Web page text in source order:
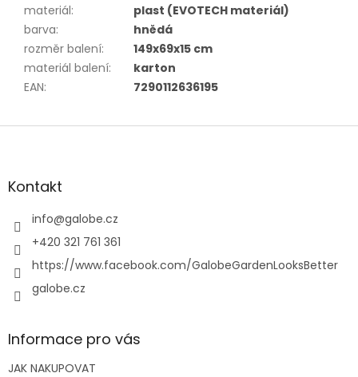
materiál:
plast (EVOTECH materiál)
barva:
hnědá
rozměr balení:
149x69x15 cm
materiál balení:
karton
EAN: 7290112636195
Z
aKontakt
info@galobe.cz
+420 321 761 361
https://www.facebook.com/GalobeGardenLooksBetter
galobe.cz
Informace pro vás
JAK NAKUPOVAT